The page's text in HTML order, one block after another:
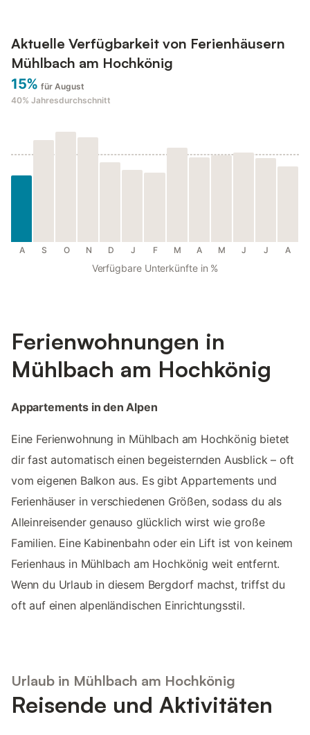
Aktuelle Verfügbarkeit von Ferienhäusern
Mühlbach am Hochkönig
15% für August
40% Jahresdurchschnitt
A S O N D J F M A M J J A
Verfügbare Unterkünfte in %
Ferienwohnungen in
Mühlbach am Hochkönig
Appartements in den Alpen
Eine Ferienwohnung in Mühlbach am Hochkönig bietet
dir fast automatisch einen begeisternden Ausblick – oft
vom eigenen Balkon aus. Es gibt Appartements und
Ferienhäuser in verschiedenen Größen, sodass du als
Alleinreisender genauso glücklich wirst wie große
Familien. Eine Kabinenbahn oder ein Lift ist von keinem
Ferienhaus in Mühlbach am Hochkönig weit entfernt.
Wenn du Urlaub in diesem Bergdorf machst, triffst du
oft auf einen alpenländischen Einrichtungsstil.
Urlaub in Mühlbach am Hochkönig
Reisende und Aktivitäten